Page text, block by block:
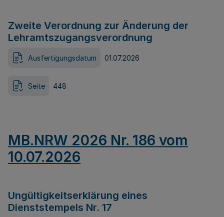
Zweite Verordnung zur Änderung der
Lehramtszugangsverordnung
Ausfertigungsdatum 01.07.2026
Seite 448
MB.NRW 2026 Nr. 186 vom
10.07.2026
Ungültigkeitserklärung eines
Dienststempels Nr. 17